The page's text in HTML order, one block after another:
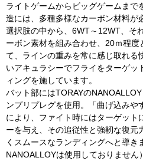
ライトゲームからビッグゲームまで
造には、多種多様なカーボン材料が
選択肢の中から、6WT～12WT、そ
ーボン素材を組み合わせ、20ｍ程
て、ラインの重みを常に感じ取れる
いアキュラシーでフライをターゲッ
ィングを施しています。
バット部にはTORAYの
ンプリプレグを使用。「曲げ込みや
により、ファイト時にはターゲット
ーを与え、その追従性と強靭な復元
くスムースなランディングへと導
NANOALLOYは使用しておりません）